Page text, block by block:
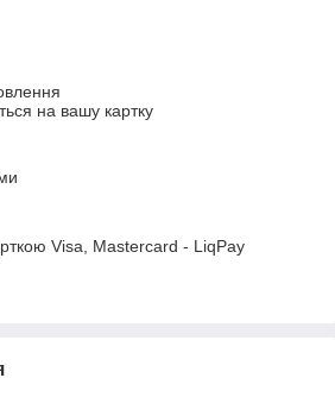
на вашу картку
Visa, Mastercard - LiqPay